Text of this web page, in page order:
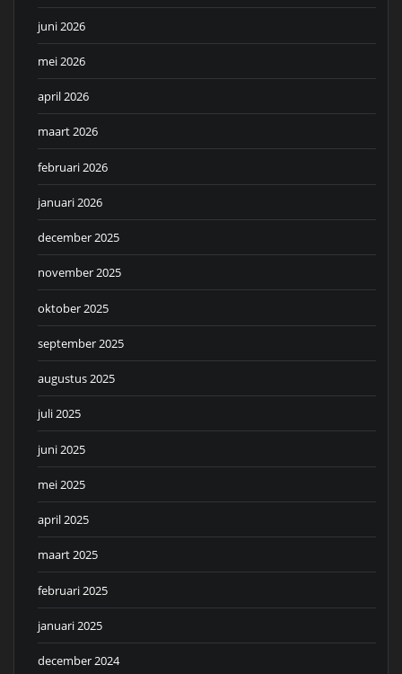
juni 2026
mei 2026
april 2026
maart 2026
februari 2026
januari 2026
december 2025
november 2025
oktober 2025
september 2025
augustus 2025
juli 2025
juni 2025
mei 2025
april 2025
maart 2025
februari 2025
januari 2025
december 2024